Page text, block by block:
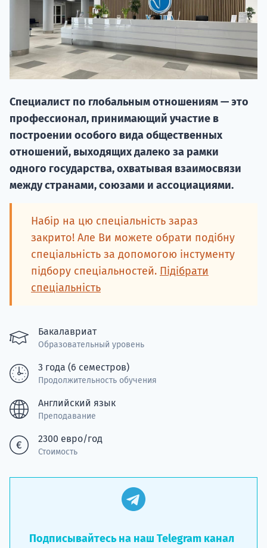
Специалист по глобальным отношениям — это
профессионал, принимающий участие в
построении особого вида общественных
отношений, выходящих далеко за рамки
одного государства, охватывая взаимосвязи
между странами, союзами и ассоциациями.
Набір на цю спеціальність зараз
закрито! Але Ви можете обрати подібну
спеціальність за допомогою інстументу
підбору спеціальностей. Підібрати
спеціальність
Бакалавриат
Образовательный уровень
3 года (6 семестров)
Продолжительность обучения
Английский язык
Преподавание
2300 евро/год
Стоимость
Подписывайтесь на наш Telegram канал
20.09